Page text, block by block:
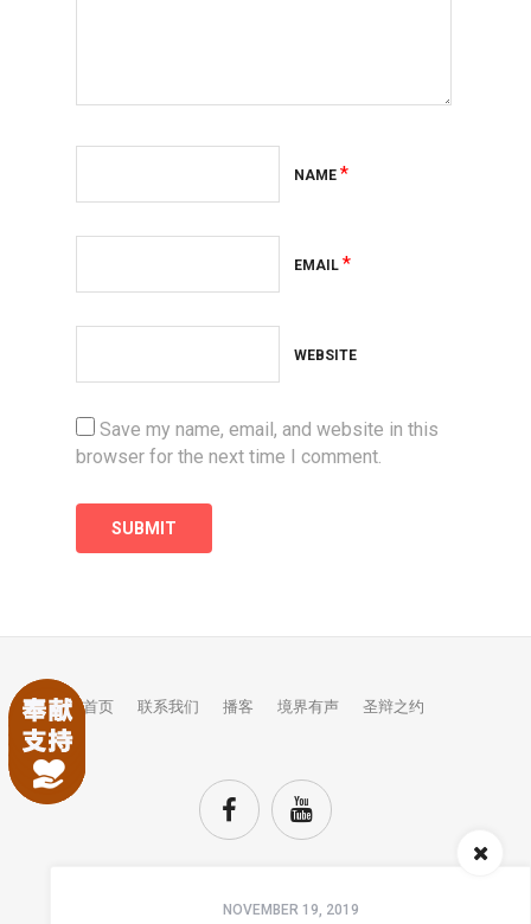
NAME *
EMAIL *
WEBSITE
Save my name, email, and website in this
browser for the next time I comment.
NOVEMBER 19, 2019
首页 联系我们 播客 境界有声 圣辩之约